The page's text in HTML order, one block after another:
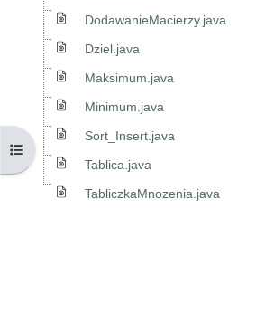
Otwórz indeks kursu
DodawanieMacierzy.java
Dziel.java
Maksimum.java
Minimum.java
Sort_Insert.java
Tablica.java
TabliczkaMnozenia.java